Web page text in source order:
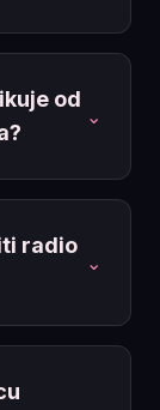
od
⌄
radio
⌄